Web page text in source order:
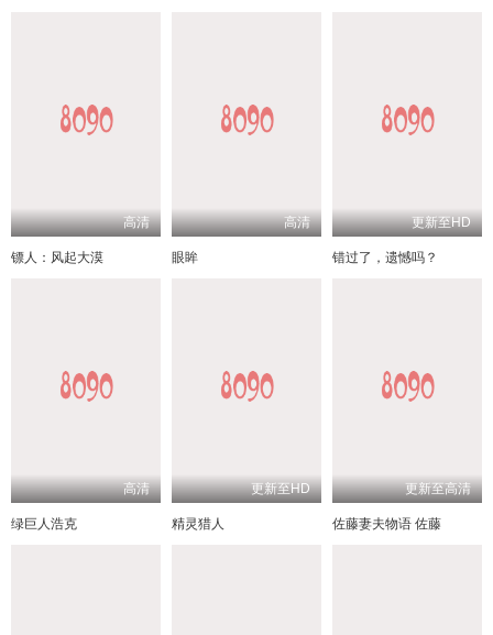
高清
镖人：风起大漠
高清
眼眸
更新至HD
错过了，遗憾吗？
高清
绿巨人浩克
更新至HD
精灵猎人
更新至高清
佐藤妻夫物语 佐藤